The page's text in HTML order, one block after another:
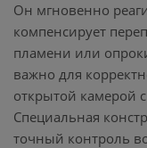
Он мгновенно
компенсирует
пламени или
важно для
открытой камерой
Специальная
точный контроль